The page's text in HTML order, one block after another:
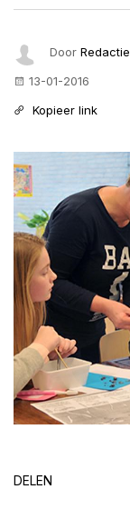
Door Redactie
13-01-2016
Kopieer link
DELEN